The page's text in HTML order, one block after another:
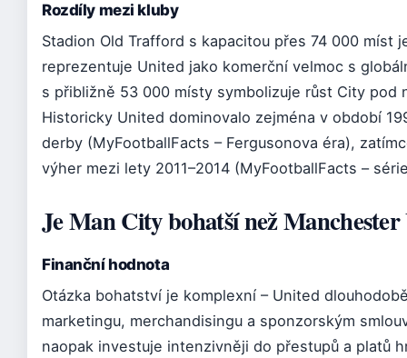
Rozdíly mezi kluby
Stadion Old Trafford s kapacitou přes 74 000 míst
reprezentuje United jako komerční velmoc s
s přibližně 53 000 místy symbolizuje růst City pod
Historicky United dominovalo zejména v období
derby (MyFootballFacts – Fergusonova éra),
výher mezi lety 2011–2014 (MyFootballFacts –
Je Man City bohatší než
Finanční hodnota
Otázka bohatství je komplexní – United
marketingu, merchandisingu a sponzorským
naopak investuje intenzivněji do přestupů a platů